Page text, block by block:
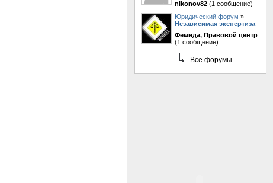
nikonov82 (1 сообщение)
Юридический форум »
Независимая экспертиза
Фемида, Правовой центр
(1 сообщение)
Все форумы